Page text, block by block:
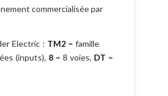
commercialisée par
Electric : TM2 = famille
(inputs), 8 = 8 voies, DT =